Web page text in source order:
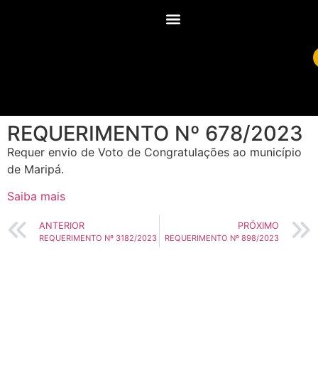
REQUERIMENTO Nº 678/2023
Requer envio de Voto de Congratulações ao município
de Maripá.
Saiba mais
ANTERIOR
REQUERIMENTO Nº 3182/2023
PRÓXIMO
REQUERIMENTO Nº 898/2023